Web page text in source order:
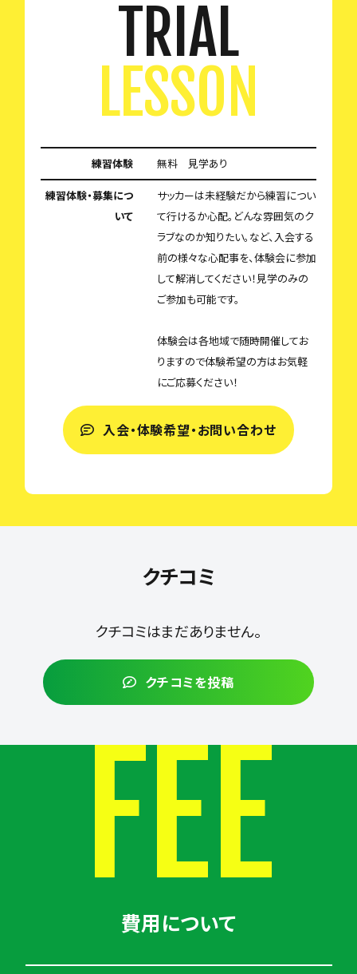
TRIAL
LESSON
練習体験 無料 見学あり
練習体験・募集につ
いて
サッカーは未経験だから練習につい
て行けるか心配。どんな雰囲気のク
ラブなのか知りたい。など、入会する
前の様々な心配事を、体験会に参加
して解消してください！見学のみの
ご参加も可能です。
体験会は各地域で随時開催してお
りますので体験希望の方はお気軽
にご応募ください！
入会・体験希望・お問い合わせ
クチコミ
クチコミはまだありません。
クチコミを投稿
FEE
費用について